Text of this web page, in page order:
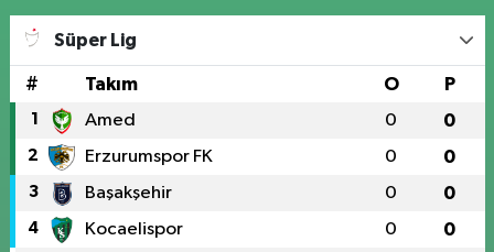
Süper Lig
# Takım O P
1 Amed 0 0
2 Erzurumspor FK 0 0
3 Başakşehir 0 0
4 Kocaelispor 0 0